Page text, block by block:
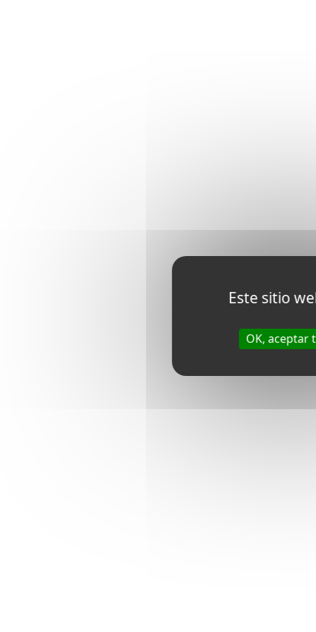
Este sitio
OK, aceptar